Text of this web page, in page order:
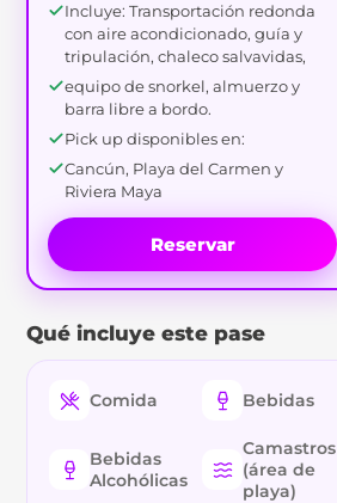
Incluye: Transportación redonda
con aire acondicionado, guía y
tripulación, chaleco salvavidas,
equipo de snorkel, almuerzo y
barra libre a bordo.
Pick up disponibles en:
Cancún, Playa del Carmen y
Riviera Maya
Reservar
Qué incluye este pase
Comida Bebidas
Bebidas
Alcohólicas
Camastros
(área de
playa)